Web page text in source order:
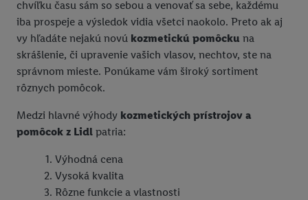
chvíľku času sám so sebou a venovať sa sebe, každému
iba prospeje a výsledok vidia všetci naokolo. Preto ak aj
vy hľadáte nejakú novú kozmetickú pomôcku na
skrášlenie, či upravenie vašich vlasov, nechtov, ste na
správnom mieste. Ponúkame vám široký sortiment
rôznych pomôcok.
Medzi hlavné výhody kozmetických prístrojov a
pomôcok z Lidl patria:
Výhodná cena
Vysoká kvalita
Rôzne funkcie a vlastnosti